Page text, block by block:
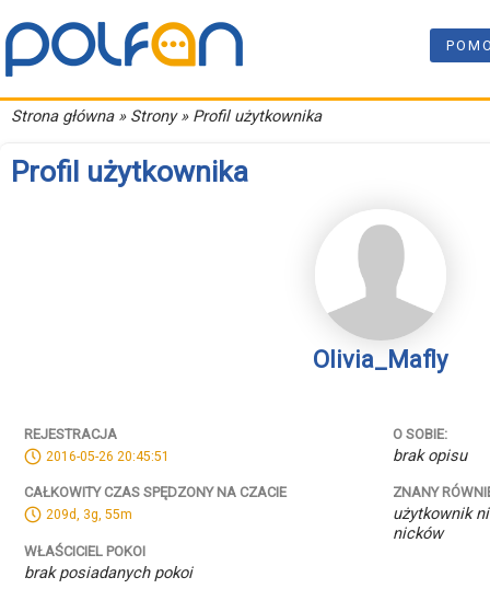
Strona główna» Strony » Profil użytkownika
Profil użytkownika
Olivia_Mafly
REJESTRACJA
2016-05-26 20:45:51
CAŁKOWITY CZAS SPĘDZONY NA CZACIE
209d, 3g, 55m
WŁAŚCICIEL POKOI
brak posiadanych pokoi
O SOBIE:
brak opisu
ZNANY
użytkownik
nicków